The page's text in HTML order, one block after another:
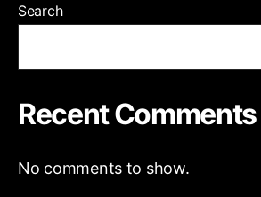
Search
Recent Comments
No comments to show.